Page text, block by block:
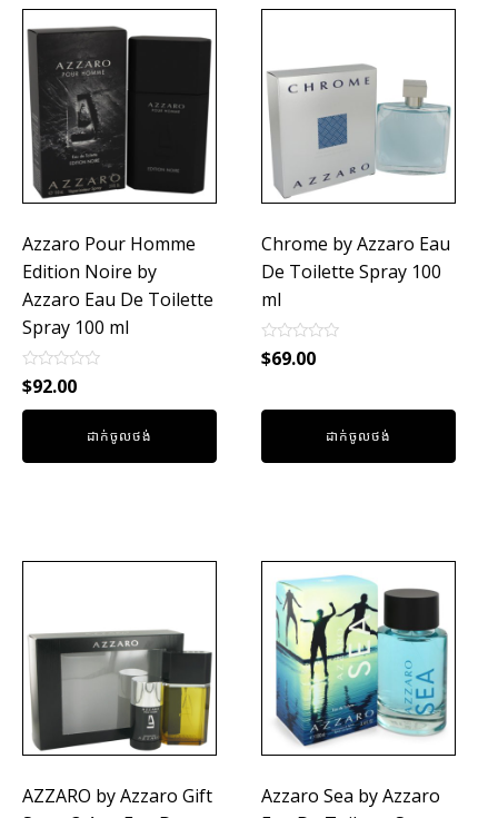
Azzaro Pour Homme
Edition Noire by
Azzaro Eau De Toilette
Spray 100 ml
Rated
0
out
$92.00
ដាក់ចូលថង់
Chrome by Azzaro Eau
De Toilette Spray 100
ml
Rated
0
5
$69.00
ដាក់ចូលថង់
AZZARO by Azzaro Gift
Azzaro Sea by Azzaro